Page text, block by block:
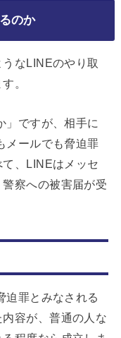
のか
なLINEのやり取
。
」ですが、相手に
メールでも脅迫罪
、LINEはメッセ
察への被害届が受
迫罪とみなされる
容が、普通の人な